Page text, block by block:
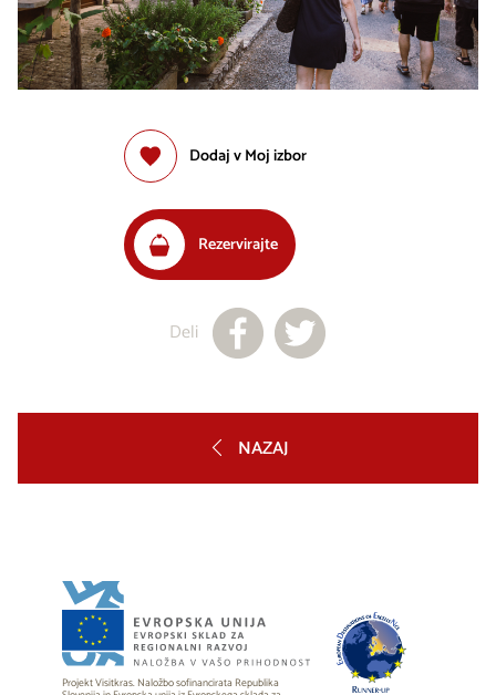
Dodaj v Moj izbor
Rezervirajte
Deli
NAZAJ
Projekt Visitkras. Naložbo sofinancirata Republika